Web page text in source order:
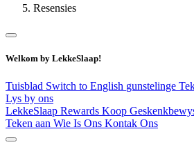
Resensies
Welkom by LekkeSlaap!
Tuisblad Switch to English gunstelinge
Lys by ons
LekkeSlaap Rewards Koop
Teken aan Wie Is Ons Kontak Ons